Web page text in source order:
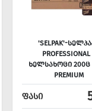
'SELPAK'-
PROFESSIONAL
ᲮᲔᲚᲡᲐᲮᲝᲪᲘ 200Ც
PREMIUM
ᲤᲐᲡᲘ